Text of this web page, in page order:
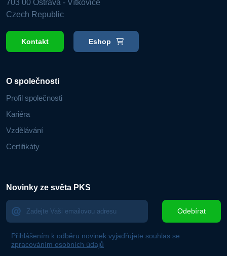
703 00 Ostrava - Vítkovice
Czech Republic
Kontakt Eshop
O společnosti
Profil společnosti
Kariéra
Vzdělávání
Certifikáty
Novinky ze světa PKS
Odebírat
Přihlášením k odběru novinek vyjadřujete souhlas se
zpracováním osobních údajů